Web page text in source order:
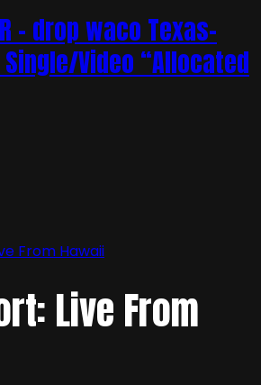
– drop waco Texas-
Video “Allocated
From Hawaii
Live From